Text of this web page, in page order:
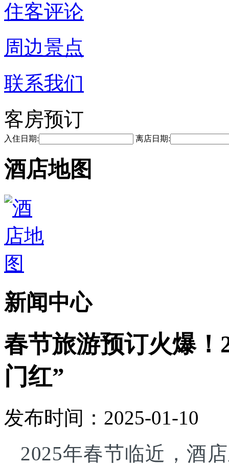
住客评论
周边景点
联系我们
客房预订
入住日期: 离店日期:
酒店地图
新闻中心
春节旅游预订火爆！
门红”
发布时间：2025-01-10
2025年春节临近，酒